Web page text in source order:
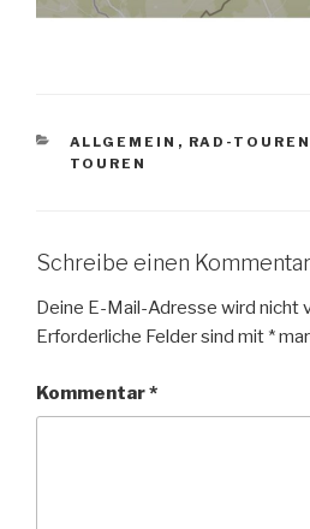
KATEGORIEN
ALLGEMEIN , RAD-TOUREN
TOUREN
Schreibe einen Kommentar
Deine E-Mail-Adresse wird nicht
Erforderliche Felder sind mit *
Kommentar*